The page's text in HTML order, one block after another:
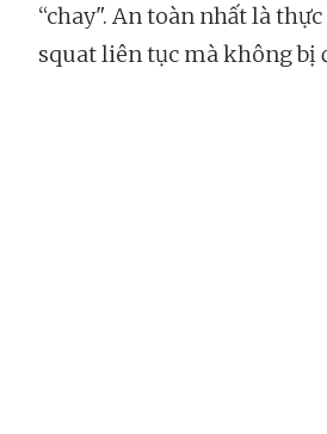
“chay". An toàn nhất là
squat liên tục mà không bị